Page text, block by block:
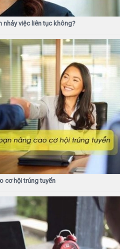
nhảy việc liên tục không?
cơ hội trúng tuyển